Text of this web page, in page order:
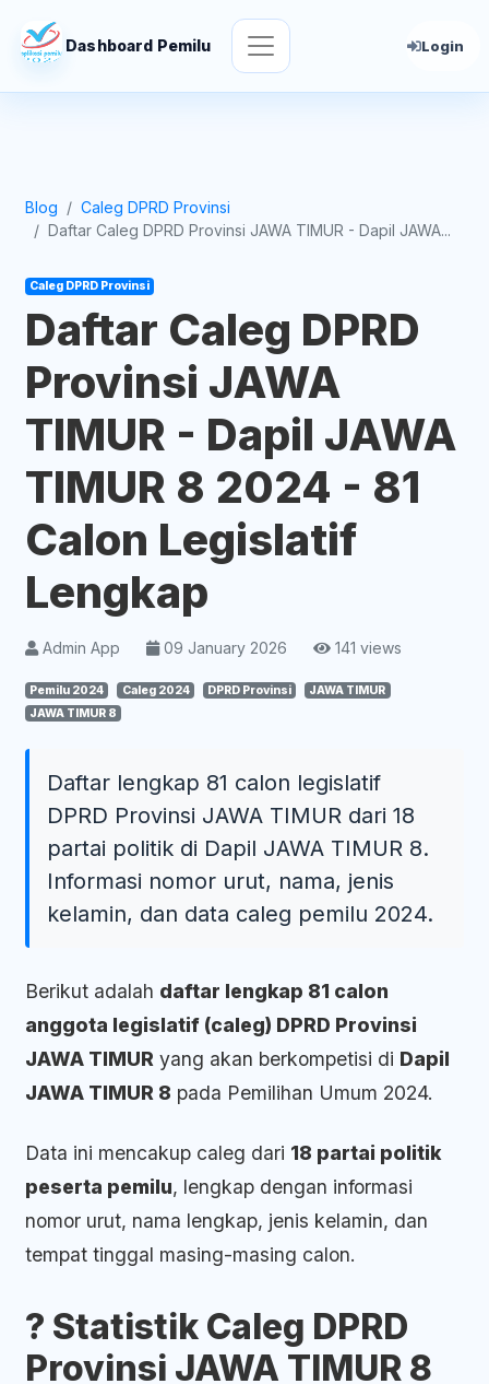
Dashboard Pemilu Login
Blog
Caleg DPRD Provinsi
Daftar Caleg DPRD Provinsi JAWA TIMUR - Dapil JAWA...
Caleg DPRD Provinsi
Daftar Caleg DPRD
Provinsi JAWA
TIMUR - Dapil JAWA
TIMUR 8 2024 - 81
Calon Legislatif
Lengkap
Admin App 09 January 2026 141 views
Pemilu 2024 Caleg 2024 DPRD Provinsi
JAWA TIMUR
JAWA TIMUR 8
Daftar lengkap 81 calon legislatif
DPRD Provinsi JAWA TIMUR dari 18
partai politik di Dapil JAWA TIMUR 8.
Informasi nomor urut, nama, jenis
kelamin, dan data caleg pemilu 2024.
Berikut adalah daftar lengkap 81 calon
anggota legislatif (caleg) DPRD Provinsi
JAWA TIMUR yang akan berkompetisi di Dapil
JAWA TIMUR 8 pada Pemilihan Umum 2024.
Data ini mencakup caleg dari 18 partai politik
peserta pemilu, lengkap dengan informasi
nomor urut, nama lengkap, jenis kelamin, dan
tempat tinggal masing-masing calon.
? Statistik Caleg DPRD
Provinsi JAWA TIMUR 8